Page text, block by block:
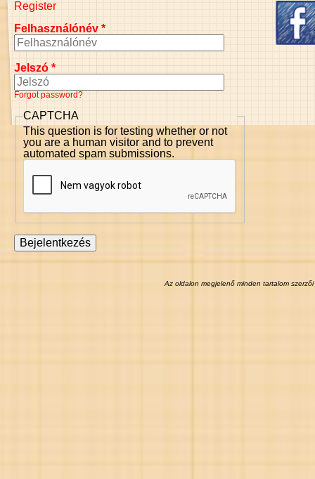
Register
Felhasználónév *
Jelszó *
Forgot password?
CAPTCHA
This question is for testing whether or not
you are a human visitor and to prevent
automated spam submissions.
Az oldalon megjelenő minden tartalom